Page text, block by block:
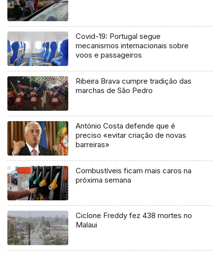
Covid-19: Portugal segue
mecanismos internacionais sobre
voos e passageiros
Ribeira Brava cumpre tradição das
marchas de São Pedro
António Costa defende que é
preciso «evitar criação de novas
barreiras»
Combustíveis ficam mais caros na
próxima semana
Ciclone Freddy fez 438 mortes no
Malaui